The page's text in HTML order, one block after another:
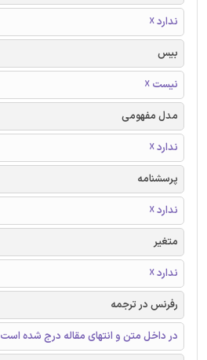
ندارد ☓
بیس
نیست ☓
مدل مفهومی
ندارد ☓
پرسشنامه
ندارد ☓
متغیر
ندارد ☓
رفرنس در ترجمه
در داخل متن و انتهای مقاله درج شده است